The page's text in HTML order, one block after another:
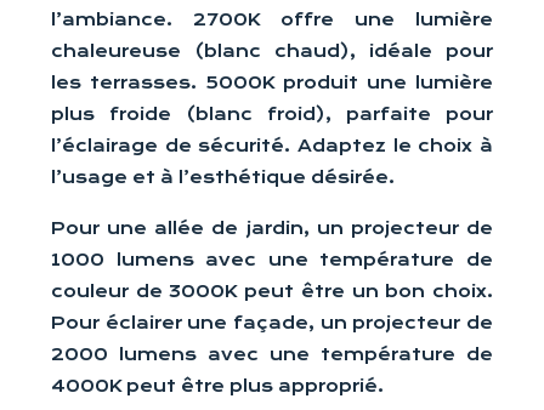
l’ambiance. 2700K offre une lumière
chaleureuse (blanc chaud), idéale pour
les terrasses. 5000K produit une lumière
plus froide (blanc froid), parfaite pour
l’éclairage de sécurité. Adaptez le choix à
l’usage et à l’esthétique désirée.
Pour une allée de jardin, un projecteur de
1000 lumens avec une température de
couleur de 3000K peut être un bon choix.
Pour éclairer une façade, un projecteur de
2000 lumens avec une température de
4000K peut être plus approprié.